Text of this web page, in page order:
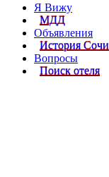
Я Вижу
МДД
Объявления
История Сочи
Вопросы
Поиск отеля